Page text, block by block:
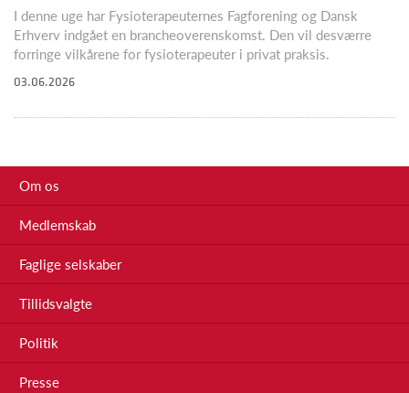
I denne uge har Fysioterapeuternes Fagforening og Dansk
Erhverv indgået en brancheoverenskomst. Den vil desværre
forringe vilkårene for fysioterapeuter i privat praksis.
03.06.2026
Om os
Medlemskab
Faglige selskaber
Tillidsvalgte
Politik
Presse